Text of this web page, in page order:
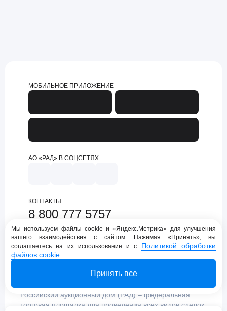
МОБИЛЬНОЕ ПРИЛОЖЕНИЕ
АО «РАД» В СОЦСЕТЯХ
КОНТАКТЫ
8 800 777 5757
support@lot-online.ru
Техническая поддержка
Российский аукционный дом (РАД) – федеральная
торговая площадка для проведения всех видов сделок
Мы используем файлы cookie и «Яндекс.Метрика» для улучшения
вашего взаимодействия с сайтом. Нажимая «Принять», вы
соглашаетесь на их использование и с Политикой обработки
файлов cookie.
Принять все